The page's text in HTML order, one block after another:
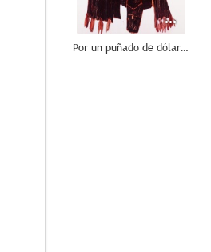
Por un puñado de dólares